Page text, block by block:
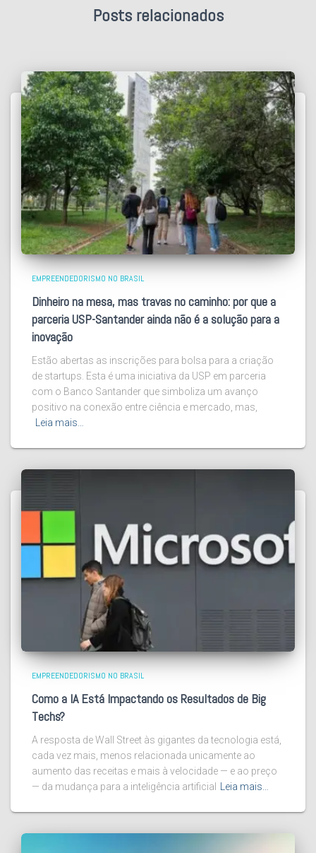
Posts relacionados
EMPREENDEDORISMO NO BRASIL
Dinheiro na mesa, mas travas no caminho: por que a
parceria USP-Santander ainda não é a solução para a
inovação
Estão abertas as inscrições para bolsa para a criação
de startups. Esta é uma iniciativa da USP em parceria
com o Banco Santander que simboliza um avanço
positivo na conexão entre ciência e mercado, mas,
Leia mais…
EMPREENDEDORISMO NO BRASIL
Como a IA Está Impactando os Resultados de Big
Techs?
A resposta de Wall Street às gigantes da tecnologia está,
cada vez mais, menos relacionada unicamente ao
aumento das receitas e mais à velocidade — e ao preço
— da mudança para a inteligência artificial
Leia mais…